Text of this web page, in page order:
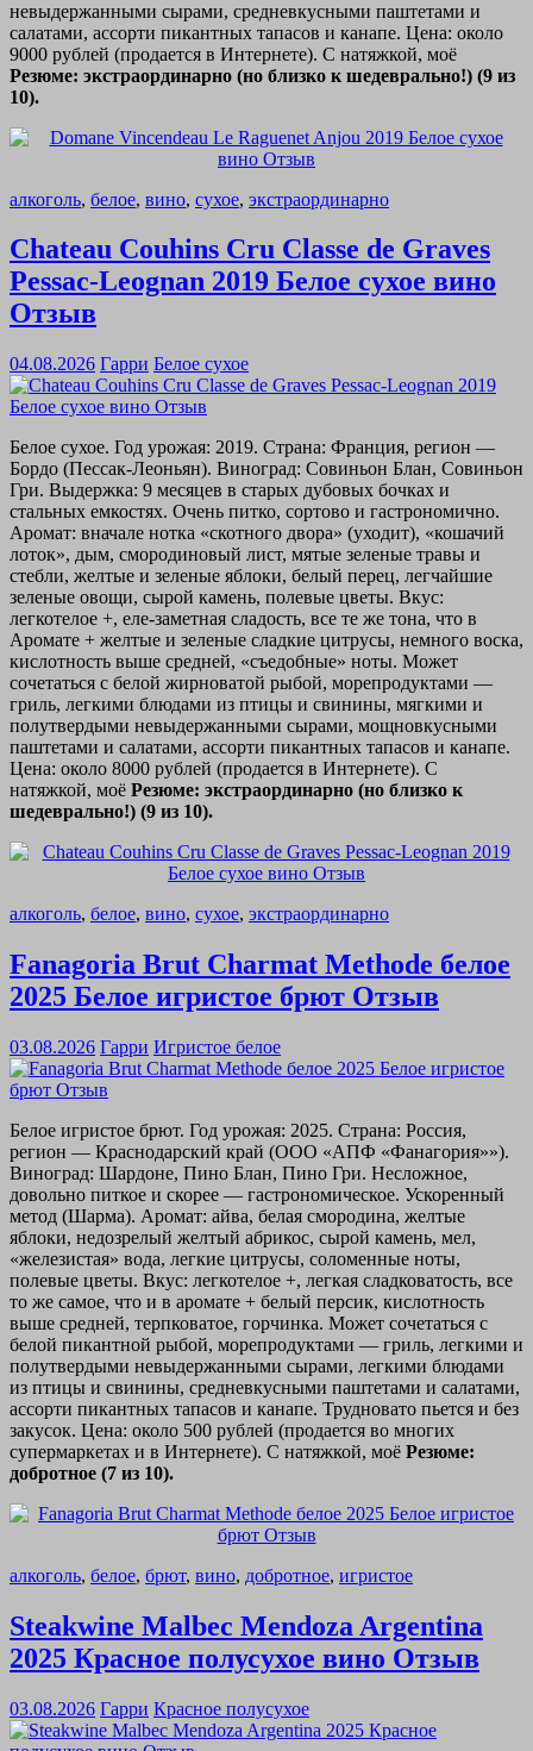
невыдержанными сырами, средневкусными паштетами и
салатами, ассорти пикантных тапасов и канапе. Цена: около
9000 рублей (продается в Интернете). С натяжкой, моё
Резюме: экстраординарно (но близко к шедеврально!) (9 из
10).
алкоголь, белое, вино, сухое, экстраординарно
Chateau Couhins Cru Classe de Graves
Pessac-Leognan 2019 Белое сухое вино
Отзыв
04.08.2026 Гарри Белое сухое
Белое сухое. Год урожая: 2019. Страна: Франция, регион —
Бордо (Пессак-Леоньян). Виноград: Совиньон Блан, Совиньон
Гри. Выдержка: 9 месяцев в старых дубовых бочках и
стальных емкостях. Очень питко, сортово и гастрономично.
Аромат: вначале нотка «скотного двора» (уходит), «кошачий
лоток», дым, смородиновый лист, мятые зеленые травы и
стебли, желтые и зеленые яблоки, белый перец, легчайшие
зеленые овощи, сырой камень, полевые цветы. Вкус:
легкотелое +, еле-заметная сладость, все те же тона, что в
Аромате + желтые и зеленые сладкие цитрусы, немного воска,
кислотность выше средней, «съедобные» ноты. Может
сочетаться с белой жирноватой рыбой, морепродуктами —
гриль, легкими блюдами из птицы и свинины, мягкими и
полутвердыми невыдержанными сырами, мощновкусными
паштетами и салатами, ассорти пикантных тапасов и канапе.
Цена: около 8000 рублей (продается в Интернете). С
натяжкой, моё Резюме: экстраординарно (но близко к
шедеврально!) (9 из 10).
алкоголь, белое, вино, сухое, экстраординарно
Fanagoria Brut Charmat Methode белое
2025 Белое игристое брют Отзыв
03.08.2026 Гарри Игристое белое
Белое игристое брют. Год урожая: 2025. Страна: Россия,
регион — Краснодарский край (ООО «АПФ «Фанагория»»).
Виноград: Шардоне, Пино Блан, Пино Гри. Несложное,
довольно питкое и скорее — гастрономическое. Ускоренный
метод (Шарма). Аромат: айва, белая смородина, желтые
яблоки, недозрелый желтый абрикос, сырой камень, мел,
«железистая» вода, легкие цитрусы, соломенные ноты,
полевые цветы. Вкус: легкотелое +, легкая сладковатость, все
то же самое, что и в аромате + белый персик, кислотность
выше средней, терпковатое, горчинка. Может сочетаться с
белой пикантной рыбой, морепродуктами — гриль, легкими и
полутвердыми невыдержанными сырами, легкими блюдами
из птицы и свинины, средневкусными паштетами и салатами,
ассорти пикантных тапасов и канапе. Трудновато пьется и без
закусок. Цена: около 500 рублей (продается во многих
супермаркетах и в Интернете). С натяжкой, моё Резюме:
добротное (7 из 10).
алкоголь, белое, брют, вино, добротное, игристое
Steakwine Malbec Mendoza Argentina
2025 Красное полусухое вино Отзыв
03.08.2026 Гарри Красное полусухое